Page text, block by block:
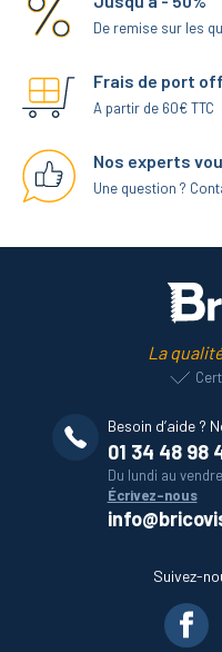
De remise sur les
Frais de port
A partir de 60€ TTC
Nos experts
Une question ?
La
Besoin d’aide ?
01 34 48 98
Du lundi au
Écrivez-nous
Suivez-